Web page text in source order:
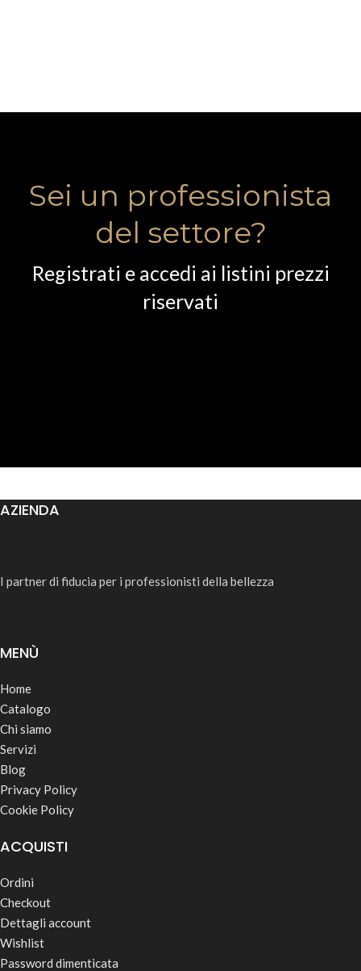
Sei un professionista
del settore?
Registrati e accedi ai listini prezzi
riservati
AZIENDA
I partner di fiducia per i professionisti della bellezza
MENÙ
Home
Catalogo
Chi siamo
Servizi
Blog
Privacy Policy
Cookie Policy
ACQUISTI
Ordini
Checkout
Dettagli account
Wishlist
Password dimenticata